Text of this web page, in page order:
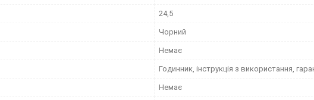
24,5
Чорний
Немає
Годинник, інструкція з використання,
Немає